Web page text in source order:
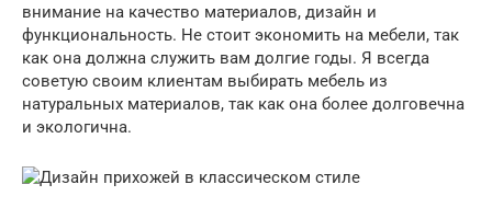
внимание на качество материалов, дизайн и
функциональность. Не стоит экономить на мебели, так
как она должна служить вам долгие годы. Я всегда
советую своим клиентам выбирать мебель из
натуральных материалов, так как она более долговечна
и экологична.